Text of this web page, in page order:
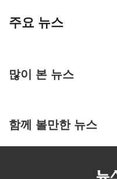
주요 뉴스
많이 본 뉴스
함께 볼만한 뉴스